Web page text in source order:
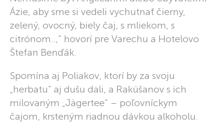
Ázie, aby sme si vedeli vychutnať čierny,
zelený, ovocný, biely čaj, s mliekom, s
citrónom..,“ hovorí pre Varechu a Hotelovo
Štefan Benďák.
Spomína aj Poliakov, ktorí by za svoju
„herbatu“ aj dušu dali, a Rakúšanov s ich
milovaným „Jägertee“ – poľovníckym
čajom, krsteným riadnou dávkou alkoholu.